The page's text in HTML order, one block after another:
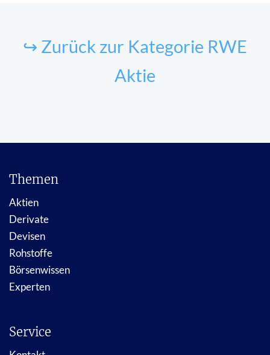
↪ Zurück zur Kategorie RWE
Aktie
Themen
Aktien
Derivate
Devisen
Rohstoffe
Börsenwissen
Experten
Service